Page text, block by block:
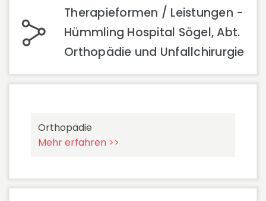
Therapieformen / Leistungen -
Hümmling Hospital Sögel, Abt.
Orthopädie und Unfallchirurgie
Orthopädie
Mehr erfahren >>